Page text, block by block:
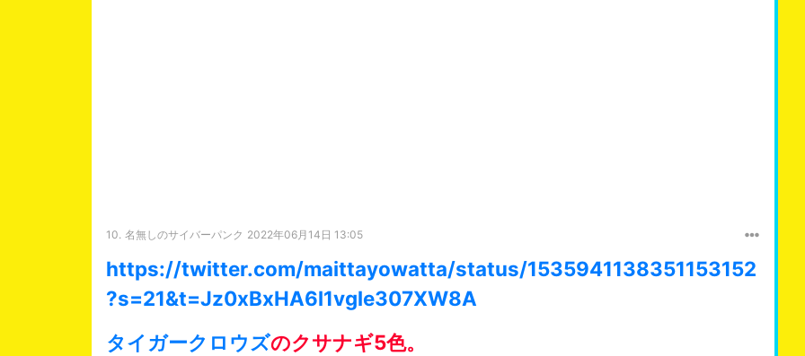
10. 名無しのサイバーパンク 2022年06月14日 13:05
https://twitter.com/maittayowatta/status/1535941138351153152
?s=21&t=Jz0xBxHA6l1vgle307XW8A
タイガークロウズのクサナギ5色。